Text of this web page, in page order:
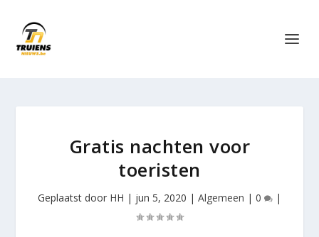
Gratis nachten voor
toeristen
Geplaatst door HH | jun 5, 2020 | Algemeen | 0 |